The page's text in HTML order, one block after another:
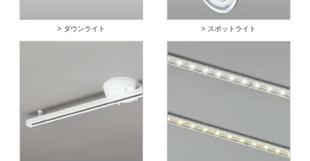
> ダウンライト > スポットライト